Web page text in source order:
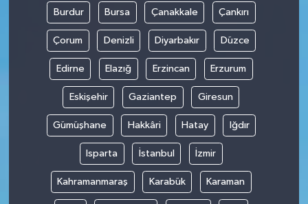
Burdur Bursa Çanakkale Çankırı
Çorum Denizli Diyarbakır Düzce
Edirne Elazığ Erzincan Erzurum
Eskişehir Gaziantep Giresun
Gümüşhane Hakkâri Hatay Iğdır
Isparta İstanbul İzmir
Kahramanmaraş Karabük Karaman